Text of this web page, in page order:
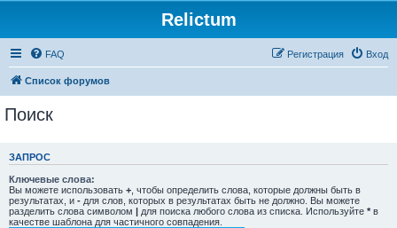
Relictum
FAQ Вход
Регистрация
Список форумов
Поиск
ЗАПРОС
Ключевые слова:
Вы можете использовать + , чтобы определить слова, которые должны быть в
результатах, и - для слов, которых в результатах быть не должно. Вы можете
разделить слова символом | для поиска любого слова из списка. Используйте * в
качестве шаблона для частичного совпадения.